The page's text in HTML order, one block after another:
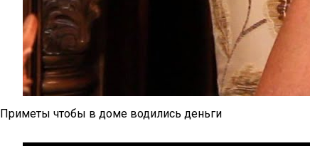
Приметы чтобы в доме водились деньги